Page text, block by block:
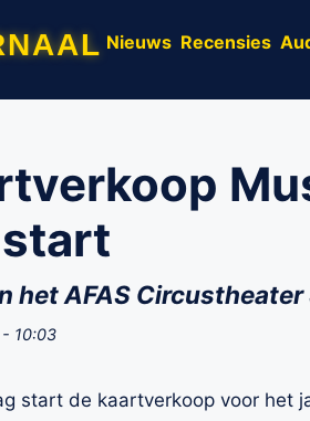
Nieuws Recensies
het AFAS
10:03
start de kaartverkoop voor het